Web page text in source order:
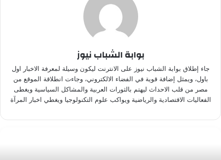
بوابة الشباب نيوز
جاء إطلاق بوابة الشباب نيوز على الانترنت ليكون وسيلة لمعرفة الاخبار اول
باول، ويمثل إضافة قوية في الفضاء الالكتروني، وجاءت انطلاقة الموقع من
مصر من قلب الاحداث ليهتم بالثورات العربية والمشاكل السياسية ويغطى
الفعاليات الاقتصادية والرياضية ويواكب علوم التكنولوجيا ويغطي اخبار المرآة